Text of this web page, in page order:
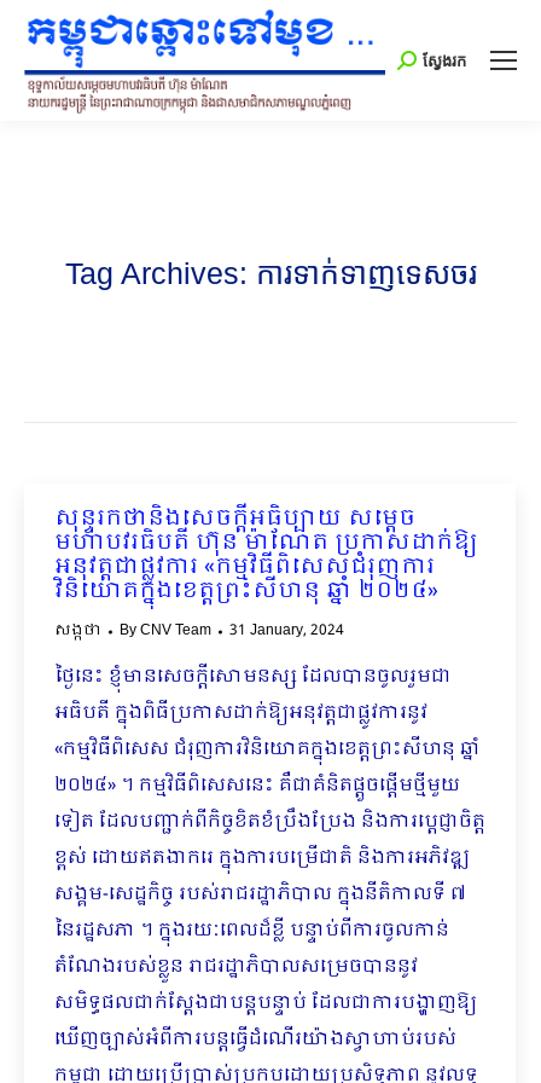
Search:
ស្វែងរក
Tag Archives: ការទាក់ទាញទេសចរ
សុន្ទរកថានិងសេចក្តីអធិប្បាយ សម្តេច
មហាបវរធិបតី ហ៊ុន ម៉ាណែត ប្រកាសដាក់ឱ្យ
អនុវត្តជាផ្លូវការ «កម្មវិធីពិសេសជំរុញការ
វិនិយោគក្នុងខេត្តព្រះសីហនុ ឆ្នាំ ២០២៤»
សង្កថា ByCNV Team 31 January, 2024
ថ្ងៃនេះ ខ្ញុំមានសេចក្តីសោមនស្ស ដែលបានចូលរួមជា
អធិបតី ក្នុងពិធីប្រកាសដាក់ឱ្យអនុវត្តជាផ្លូវការ​នូវ
«កម្មវិធីពិសេស ជំរុញការវិនិយោគក្នុងខេត្តព្រះសីហនុ ឆ្នាំ
២០២៤» ។ កម្មវិធីពិសេសនេះ គឺជាគំនិតផ្តួចផ្តើមថ្មីមួយ
ទៀត ដែលបញ្ជាក់ពីកិច្ចខិតខំប្រឹងប្រែង និងការប្តេជ្ញាចិត្ត
ខ្ពស់ ដោយឥតងាករេ ក្នុងការបម្រើជាតិ និងការអភិវឌ្ឍ
សង្គម-សេដ្ឋកិច្ច របស់រាជរដ្ឋាភិបាល ក្នុងនីតិកាលទី ៧
នៃរដ្ឋសភា ។ ក្នុងរយៈពេលដ៏ខ្លី បន្ទាប់ពីការចូលកាន់
តំណែងរបស់ខ្លួន រាជរដ្ឋាភិបាលសម្រេចបាននូវ
សមិទ្ធផលជាក់ស្តែងជាបន្តបន្ទាប់ ដែលជាការបង្ហាញឱ្យ
ឃើញច្បាស់អំពីការបន្តធ្វើដំណើរយ៉ាងស្វាហាប់របស់
កម្ពុជា ដោយប្រើប្រាស់ប្រកបដោយប្រសិទ្ធភាព នូវលទ្ធ